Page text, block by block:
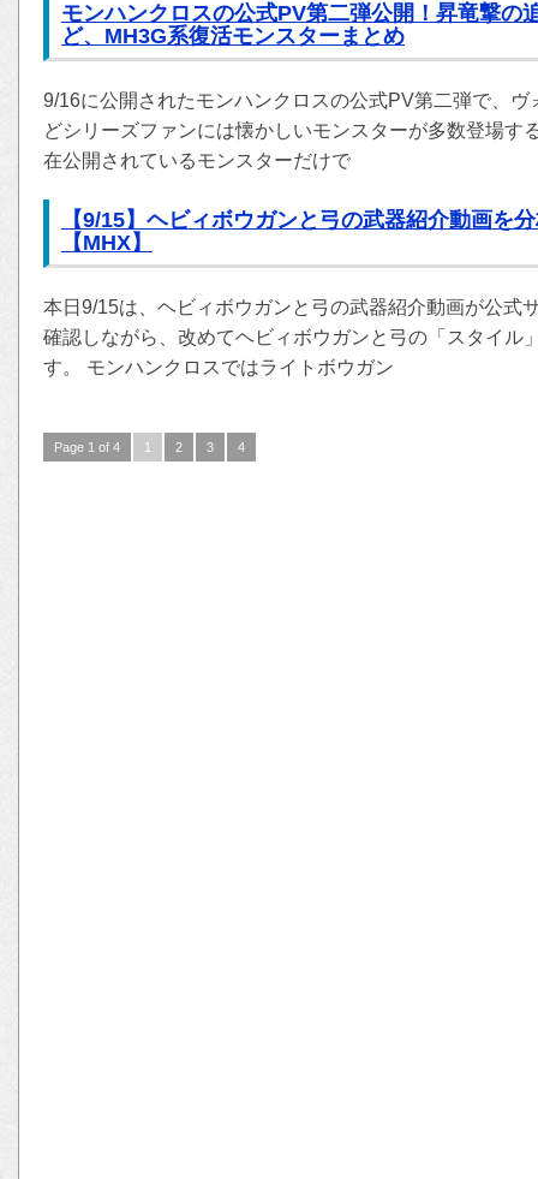
モンハンクロスの公式PV第二弾公開！昇竜撃の
ど、MH3G系復活モンスターまとめ
9/16に公開されたモンハンクロスの公式PV第二弾で、
どシリーズファンには懐かしいモンスターが多数登場す
在公開されているモンスターだけで
【9/15】ヘビィボウガンと弓の武器紹介動画を
【MHX】
本日9/15は、ヘビィボウガンと弓の武器紹介動画が公式
確認しながら、改めてヘビィボウガンと弓の「スタイル
す。 モンハンクロスではライトボウガン
Page 1 of 4 1 2 3 4